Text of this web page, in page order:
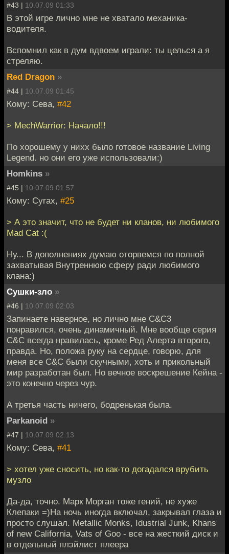
#43 | 10.07.09 01:33
В этой игре лично мне не хватало механика-
водителя.
Вспомнил как в дум вдвоем играли: ты целься а я
стреляю.
Red Dragon »
#44 | 10.07.09 01:45
Кому: Сева, #42
> MechWarrior: Начало!!!
По хорошему у нихх было готовое название Living
Legend. но они его уже использовали:)
Homkins »
#45 | 10.07.09 01:57
Кому: Cyrax, #25
> А это значит, что не будет ни кланов, ни любимого
Mad Cat :(
Ну... В дополнениях думаю оторвемся по полной
захватывая Внутреннюю сферу ради любимого
клана:)
Сушки-зло »
#46 | 10.07.09 02:03
Запинаете наверное, но лично мне C&C3
понравился, очень динамичный. Мне вообще серия
C&C всегда нравилась, кроме Ред Алерта второго,
правда. Но, положа руку на сердце, говорю, для
меня все C&C были скучными, хоть и прикольный
мир разработан был. Но вечное воскрешение Кейна -
это конечно через чур.
А третья часть ничего, бодренькая была.
Parkanoid »
#47 | 10.07.09 02:13
Кому: Сева, #41
> хотел уже сносить, но как-то догадался врубить
музло
Да-да, точно. Марк Морган тоже гений, не хуже
Клепаки =)На ночь иногда включал, закрывал глаза и
просто слушал. Metallic Monks, Idustrial Junk, Khans
of new California, Vats of Goo - все на жесткий диск и
в отдельный плэйлист плеера